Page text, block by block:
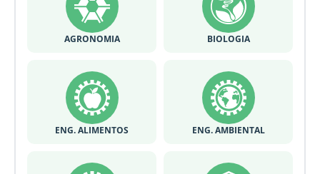
AGRONOMIA BIOLOGIA
ENG. ALIMENTOS ENG. AMBIENTAL